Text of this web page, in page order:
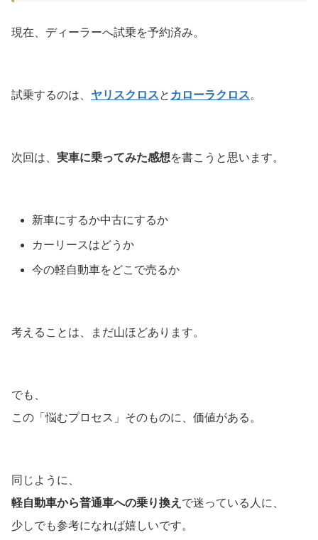
現在、ディーラーへ試乗を予約済み。
試乗するのは、 ヤリスクロスと カローラクロス。
次回は、 実車に乗ってみた感想を書こうと思います。
新車にするか中古にするか
カーリースはどうか
今の軽自動車をどこで売るか
考えることは、まだ山ほどあります。
でも、
この「悩むプロセス」そのものに、価値がある。
同じように、
軽自動車から普通車への乗り換え で迷っている人に、
少しでも参考になれば嬉しいです。